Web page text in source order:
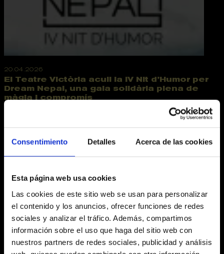
Consentimiento Detalles Acerca de las cookies
Esta página web usa cookies
Las cookies de este sitio web se usan para personalizar
el contenido y los anuncios, ofrecer funciones de redes
sociales y analizar el tráfico. Además, compartimos
información sobre el uso que haga del sitio web con
nuestros partners de redes sociales, publicidad y análisis
20.04.2026
El Teatre Victòria acull la IV Nit d’Humor per
Dream Nepal, una gala solidària plena de
màgia i compromís
El passat dilluns 20 d’abril, el Teatre Victòria es va
omplir de rialles, emoció i solidaritat amb motiu de la
IV Nit d’Humor per Dream...
Teatre Victòria DreamNepal NitHumor Victoria Solidaritat